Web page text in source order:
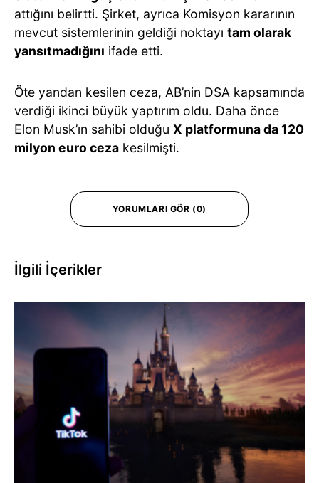
attığını belirtti. Şirket, ayrıca Komisyon kararının
mevcut sistemlerinin geldiği noktayı tam olarak
yansıtmadığını ifade etti.
Öte yandan kesilen ceza, AB’nin DSA kapsamında
verdiği ikinci büyük yaptırım oldu. Daha önce
Elon Musk’ın sahibi olduğu X platformuna da 120
milyon euro ceza kesilmişti.
YORUMLARI GÖR (0)
İlgili İçerikler